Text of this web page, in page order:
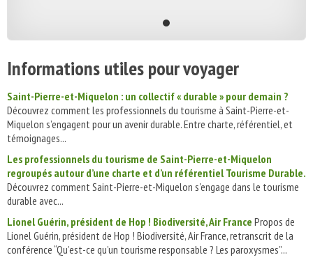
Informations utiles pour voyager
Saint-Pierre-et-Miquelon : un collectif « durable » pour demain ?
Découvrez comment les professionnels du tourisme à Saint-Pierre-et-
Miquelon s’engagent pour un avenir durable. Entre charte, référentiel, et
témoignages...
Les professionnels du tourisme de Saint-Pierre-et-Miquelon
regroupés autour d’une charte et d’un référentiel Tourisme Durable.
Découvrez comment Saint-Pierre-et-Miquelon s'engage dans le tourisme
durable avec...
Lionel Guérin, président de Hop ! Biodiversité, Air France Propos de
Lionel Guérin, président de Hop ! Biodiversité, Air France, retranscrit de la
conférence “Qu’est-ce qu’un tourisme responsable ? Les paroxysmes”...